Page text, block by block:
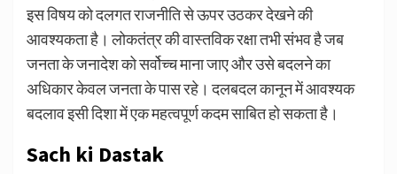
इस विषय को दलगत राजनीति से ऊपर उठकर देखने की
आवश्यकता है। लोकतंत्र की वास्तविक रक्षा तभी संभव है जब
जनता के जनादेश को सर्वोच्च माना जाए और उसे बदलने का
अधिकार केवल जनता के पास रहे। दलबदल कानून में आवश्यक
बदलाव इसी दिशा में एक महत्वपूर्ण कदम साबित हो सकता है।
Sach ki Dastak